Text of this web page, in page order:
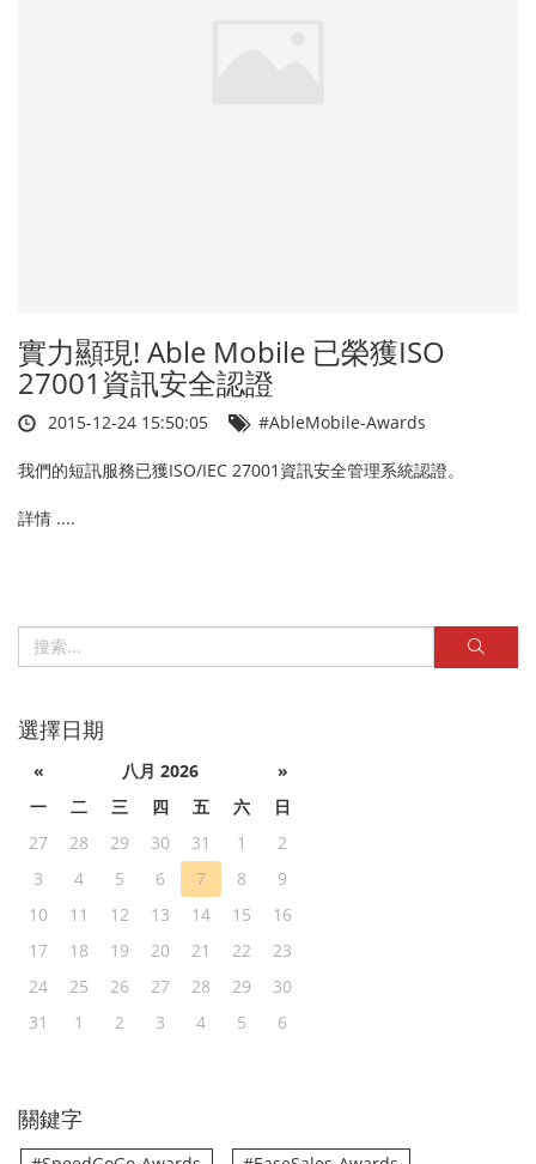
實力顯現! Able Mobile 已榮獲ISO
27001資訊安全認證
2015-12-24 15:50:05 #AbleMobile-Awards
我們的短訊服務已獲ISO/IEC 27001資訊安全管理系統認證。
詳情 ....
選擇日期
« 八月 2026
»
一
二 三 四 五 六
日
27
28 29 30 31 1
2
3
4 5 6 7 8
9
10
11 12 13 14 15
16
17
18 19 20 21 22
23
24
25 26 27 28 29
30
31
1 2 3 4 5 6
關鍵字